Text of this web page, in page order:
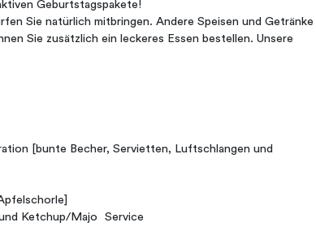
Geburtstagspakete!
Sie natürlich mitbringen. Andere Speisen und Getränke
Sie zusätzlich ein leckeres Essen bestellen. Unsere
[bunte Becher, Servietten, Luftschlangen und
Ketchup/Majo Service